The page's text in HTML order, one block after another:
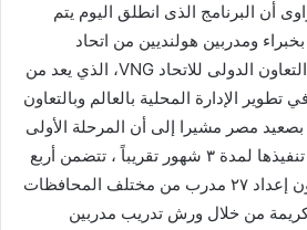
أن البرنامج الذى انطلق اليوم يتم
ومدربين هولنديين من اتحاد
البلديات الهولندية ووكالة التعاون الدولى للاتحاد VNG، الذي يعد من
تطوير الإدارة المحلية بالعالم وبالتعاون
بصعيد مصر مشيرا إلى أن المرحلة الأولى
من البرنامج والتي يستمر تنفيذها لمدة ٣ شهور تقريباً ، تتضمن أربع
مكونات فرعية ، أولها مكون إعداد ٢٧ مدرب من مختلف المحافظات
كريمة من خلال ورش تدريب مدربين